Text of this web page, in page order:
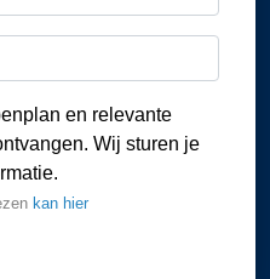
en relevante
Wij sturen je
kan hier